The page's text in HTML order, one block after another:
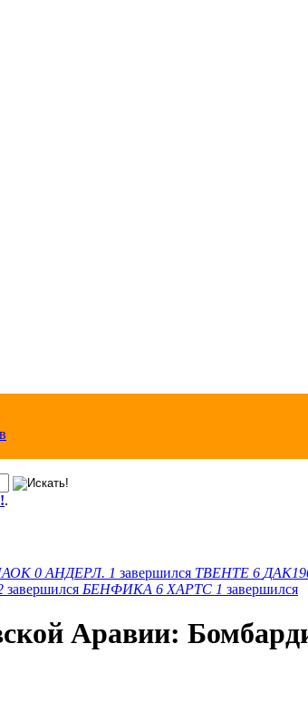
.
0 АНДЕРЛ. 1 завершился ТВЕНТЕ 6
завершился БЕНФИКА 6 ХАРТС 1 завершился
Аравии: